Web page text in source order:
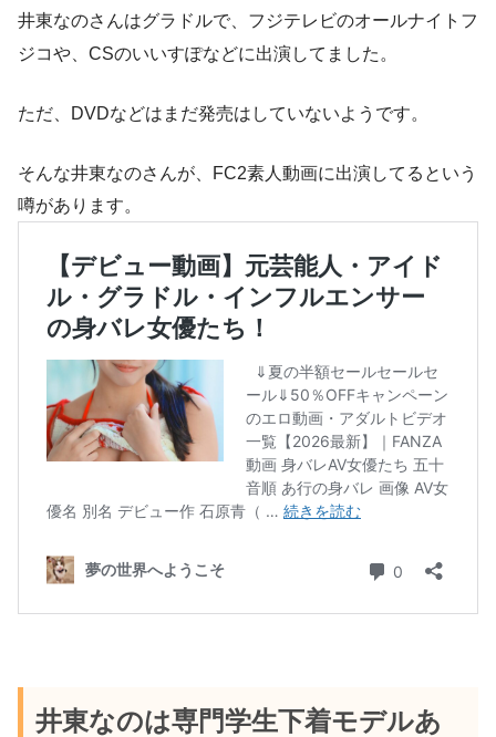
井東なのさんはグラドルで、フジテレビのオールナイトフ
ジコや、CSのいいすぽなどに出演してました。
ただ、DVDなどはまだ発売はしていないようです。
そんな井東なのさんが、FC2素人動画に出演してるという
噂があります。
井東なのは専門学生下着モデルあ